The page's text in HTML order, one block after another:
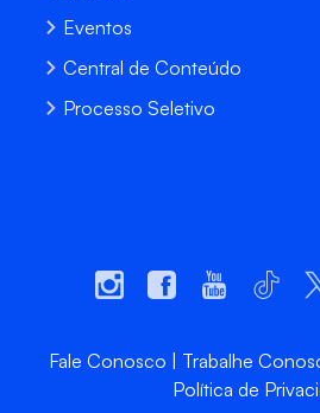
Eventos
Central de Conteúdo
Processo Seletivo
Fale Conosco Trabalhe
Política de